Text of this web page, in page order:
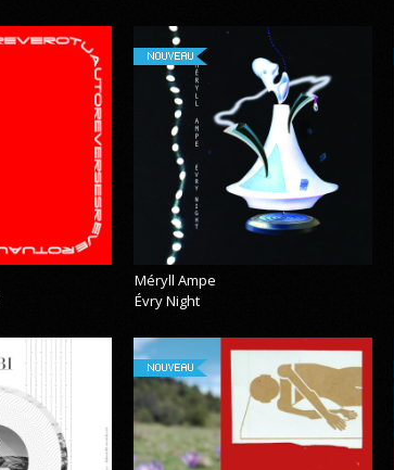
NOUVEAU
Méryll Ampe
Évry Night
NOUVEAU